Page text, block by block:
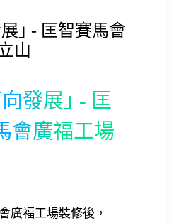
｣ - 匡智賽馬會
山
發展｣ - 匡
會廣福工場
廣福工場裝修後，